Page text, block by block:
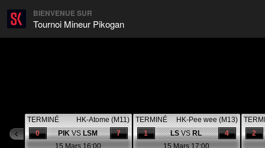
BIENVENUE SUR
Tournoi Mineur Pikogan
TERMINÉ
HK-Atome (M11)
7
0 PIKVSLSM
15 Mars 16:00
TERMINÉ
HK-Pee wee (M13)
4
1 LSVSRL
15 Mars 17:00
2